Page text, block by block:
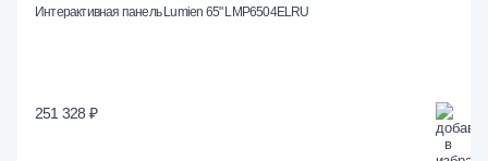
Интерактивная панель Lumien 65" LMP6504ELRU
251 328 ₽